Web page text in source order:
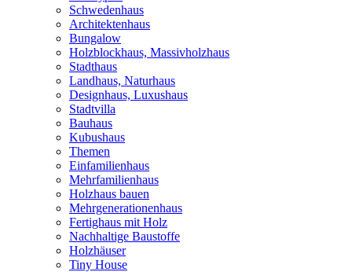
Schwedenhaus
Architektenhaus
Bungalow
Holzblockhaus, Massivholzhaus
Stadthaus
Landhaus, Naturhaus
Designhaus, Luxushaus
Stadtvilla
Bauhaus
Kubushaus
Themen
Einfamilienhaus
Mehrfamilienhaus
Holzhaus bauen
Mehrgenerationenhaus
Fertighaus mit Holz
Nachhaltige Baustoffe
Holzhäuser
Tiny House